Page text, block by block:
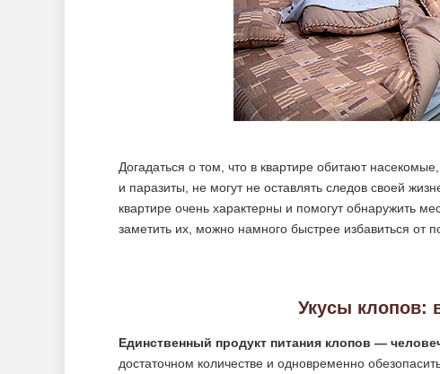
Догадаться о том, что в квартире обитают
и паразиты, не могут не оставлять следов своей
квартире очень характерны и помогут обнаружить
заметить их, можно намного быстрее избавиться от
Укусы клопов:
Единственный продукт питания клопов —
достаточном количестве и одновременно